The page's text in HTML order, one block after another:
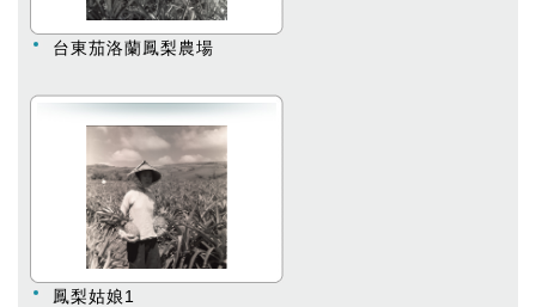
台東茄洛蘭鳳梨農場
鳳梨姑娘1